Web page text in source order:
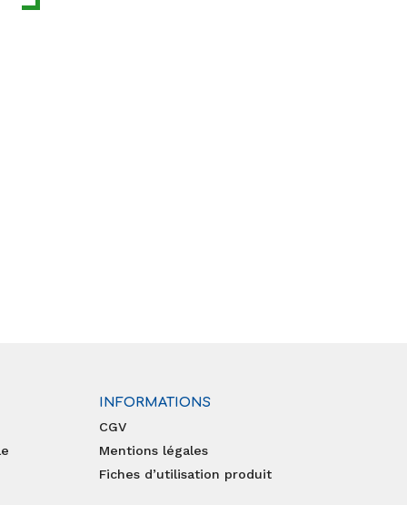
INFORMATIONS
CGV
Mentions légales
Fiches d’utilisation produit